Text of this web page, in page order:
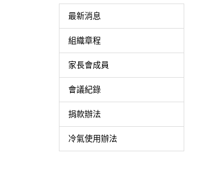
最新消息
組織章程
家長會成員
會議紀錄
捐款辦法
冷氣使用辦法